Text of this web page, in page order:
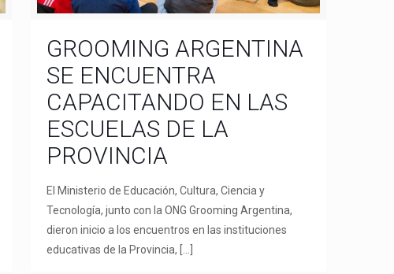
GROOMING ARGENTINA
SE ENCUENTRA
CAPACITANDO EN LAS
ESCUELAS DE LA
PROVINCIA
El Ministerio de Educación, Cultura, Ciencia y
Tecnología, junto con la ONG Grooming Argentina,
dieron inicio a los encuentros en las instituciones
educativas de la Provincia,